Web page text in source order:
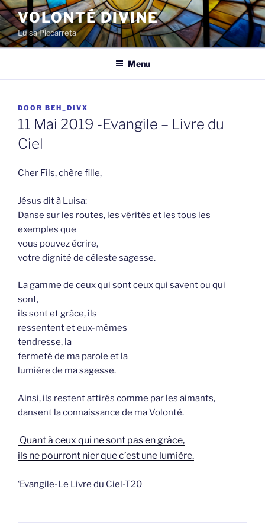
Spring
naar
de
inhoud
VOLONTÉ DIVINE
Luisa Piccarreta
Menu
GEPLAATST
OP
DOOR BEH_DIVX
11 Mai 2019 -Evangile – Livre du
Ciel
Cher Fils, chère fille,
Jésus dit à Luisa:
Danse sur les routes, les vérités et les tous les
exemples que
vous pouvez écrire,
votre dignité de céleste sagesse.
La gamme de ceux qui sont ceux qui savent ou qui
sont,
ils sont et grâce, ils
ressentent et eux-mêmes
tendresse, la
fermeté de ma parole et la
lumière de ma sagesse.
Ainsi, ils restent attirés comme par les aimants,
dansent la connaissance de ma Volonté.
Quant à ceux qui ne sont pas en grâce,
ils ne pourront nier que c’est une lumière.
‘Evangile-Le Livre du Ciel-T20